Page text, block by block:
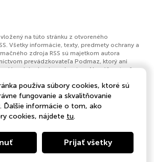
na túto stránku z otvoreného
Všetky informácie, texty, predmety ochrany a
zdroja RSS sú majetkom autora
prevádzkovateľa Podmaz, ktorý ani
za ich obsah podcastov. Ak máš za to, že
tvoj podcast a chceš získať kontrolu nad týmto
používa súbory cookies, ktoré sú
fungovanie a skvalitňovanie
Ďalšie informácie o tom, ako
cookies, nájdete tu.
Prijať všetky